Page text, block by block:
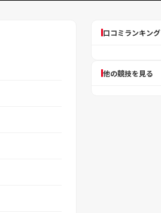
口コミランキング
他の競技を見る